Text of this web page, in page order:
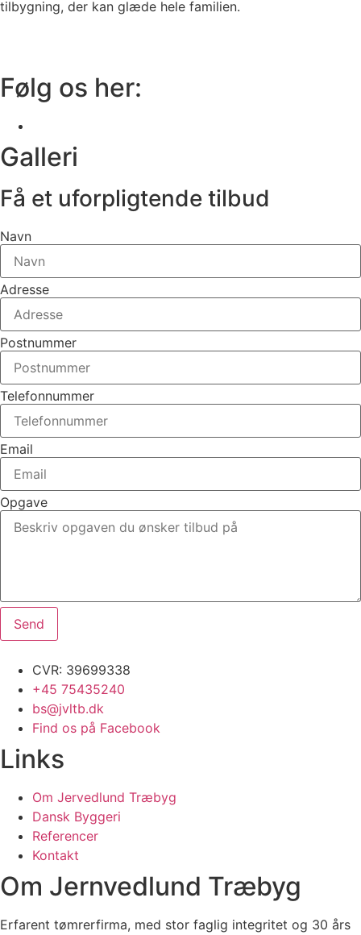
tilbygning, der kan glæde hele familien.
Følg os her:
Galleri
Få et uforpligtende tilbud
Navn
Adresse
Postnummer
Telefonnummer
Email
Opgave
Send
CVR: 39699338
+45 75435240
bs@jvltb.dk
Find os på Facebook
Links
Om Jervedlund Træbyg
Dansk Byggeri
Referencer
Kontakt
Om Jernvedlund Træbyg
Erfarent tømrerfirma, med stor faglig integritet og 30 års